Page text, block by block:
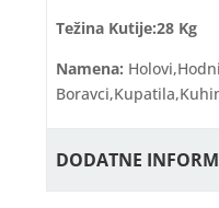
Težina Kutije:28 Kg
Namena:
DODATNE